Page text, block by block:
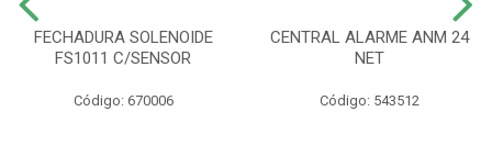
FECHADURA SOLENOIDE
FS1011 C/SENSOR
Código: 670006
CENTRAL ALARME ANM 24
NET
Código: 543512